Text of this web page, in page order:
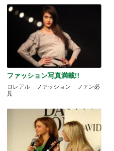
ファッション写真満載!!
ロレアル ファッション ファン必
見